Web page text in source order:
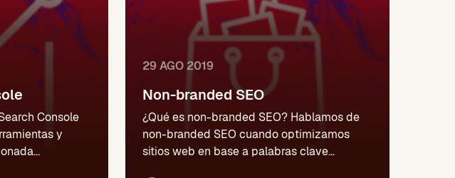
Console
y
29 AGO 2019
Non-branded SEO
¿Qué es non-branded SEO? Hablamos de
non-branded SEO cuando optimizamos
sitios web en base a palabras clave...